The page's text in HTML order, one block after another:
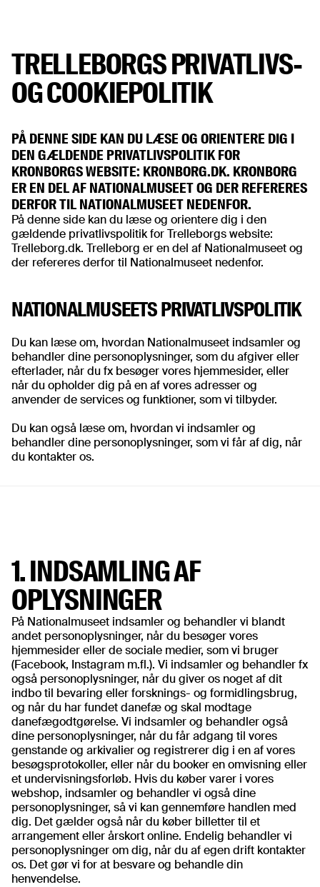
TRELLEBORGS PRIVATLIVS-
OG COOKIEPOLITIK
PÅ DENNE SIDE KAN DU LÆSE OG ORIENTERE DIG I
DEN GÆLDENDE PRIVATLIVSPOLITIK FOR
KRONBORGS WEBSITE: KRONBORG.DK. KRONBORG
ER EN DEL AF NATIONALMUSEET OG DER REFERERES
DERFOR TIL NATIONALMUSEET NEDENFOR.
På denne side kan du læse og orientere dig i den
gældende privatlivspolitik for Trelleborgs website:
Trelleborg.dk. Trelleborg er en del af Nationalmuseet og
der refereres derfor til Nationalmuseet nedenfor.
NATIONALMUSEETS PRIVATLIVSPOLITIK
Du kan læse om, hvordan Nationalmuseet indsamler og
behandler dine personoplysninger, som du afgiver eller
efterlader, når du fx besøger vores hjemmesider, eller
når du opholder dig på en af vores adresser og
anvender de services og funktioner, som vi tilbyder.
Du kan også læse om, hvordan vi indsamler og
behandler dine personoplysninger, som vi får af dig, når
du kontakter os.
1. INDSAMLING AF
OPLYSNINGER
På Nationalmuseet indsamler og behandler vi blandt
andet personoplysninger, når du besøger vores
hjemmesider eller de sociale medier, som vi bruger
(Facebook, Instagram m.fl.). Vi indsamler og behandler fx
også personoplysninger, når du giver os noget af dit
indbo til bevaring eller forsknings- og formidlingsbrug,
og når du har fundet danefæ og skal modtage
danefægodtgørelse. Vi indsamler og behandler også
dine personoplysninger, når du får adgang til vores
genstande og arkivalier og registrerer dig i en af vores
besøgsprotokoller, eller når du booker en omvisning eller
et undervisningsforløb. Hvis du køber varer i vores
webshop, indsamler og behandler vi også dine
personoplysninger, så vi kan gennemføre handlen med
dig. Det gælder også når du køber billetter til et
arrangement eller årskort online. Endelig behandler vi
personoplysninger om dig, når du af egen drift kontakter
os. Det gør vi for at besvare og behandle din
henvendelse.